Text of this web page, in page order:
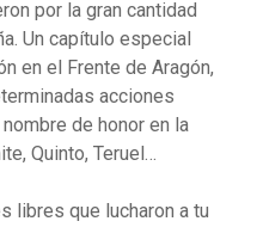
por la gran cantidad
Un capítulo especial
en el Frente de Aragón,
acciones
de honor en la
Quinto, Teruel…
libres que lucharon a tu